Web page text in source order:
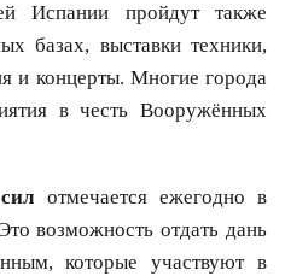
Испании пройдут также
базах, выставки техники,
и концерты. Многие города
в честь Вооружённых
отмечается ежегодно в
возможность отдать дань
которые участвуют в